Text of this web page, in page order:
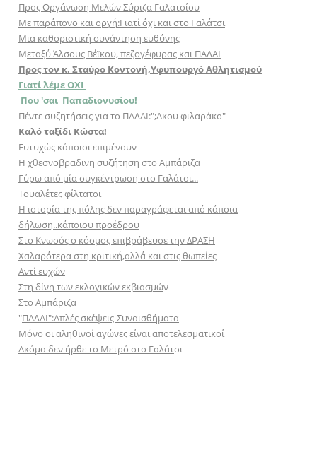
Προς Οργάνωση Μελών Σύριζα Γαλατσίου
Με παράπονο και οργή:Γιατί όχι και στο Γαλάτσι
Μια καθοριστική συνάντηση ευθύνης
Μεταξύ Άλσους Βέϊκου, πεζογέφυρας και ΠΑΛΑΙ
Προς τον κ. Σταύρο Κοντονή,Υφυπουργό Αθλητισμού
Γιατί λέμε ΟΧΙ
Που 'σαι Παπαδιονυσίου!
Πέντε συζητήσεις για το ΠΑΛΑΙ:";Aκου φιλαράκο"
Καλό ταξίδι Κώστα!
Ευτυχώς κάποιοι επιμένουν
Η χθεσνοβραδινη συζήτηση στο Αμπάριζα
Γύρω από μία συγκέντρωση στο Γαλάτσι...
Τουαλέτες φίλτατοι
Η ιστορία της πόλης δεν παραγράφεται από κάποια
δήλωση..κάποιου προέδρου
Στο Κνωσός ο κόσμος επιβράβευσε την ΔΡΑΣΗ
Χαλαρότερα στη κριτική,αλλά και στις θωπείες
Αντί ευχών
Στη δίνη των εκλογικών εκβιασμών
Στο Αμπάριζα
"ΠΑΛΑΙ":Απλές σκέψεις-Συναισθήματα
Μόνο οι αληθινοί αγώνες είναι αποτελεσματικοί
Ακόμα δεν ήρθε το Μετρό στο Γαλάτσι